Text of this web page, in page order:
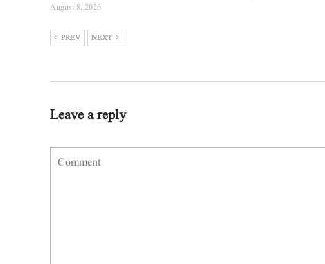
August 8, 2026
PREV NEXT
Leave a reply